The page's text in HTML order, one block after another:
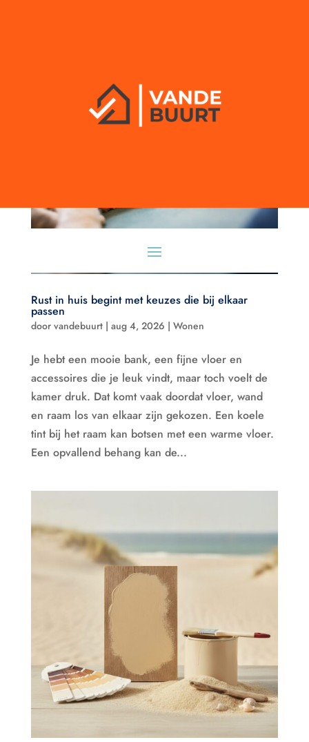
Rust in huis begint met keuzes die bij elkaar
passen
door vandebuurt| aug 4, 2026 | Wonen
Je hebt een mooie bank, een fijne vloer en
accessoires die je leuk vindt, maar toch voelt de
kamer druk. Dat komt vaak doordat vloer, wand
en raam los van elkaar zijn gekozen. Een koele
tint bij het raam kan botsen met een warme vloer.
Een opvallend behang kan de...